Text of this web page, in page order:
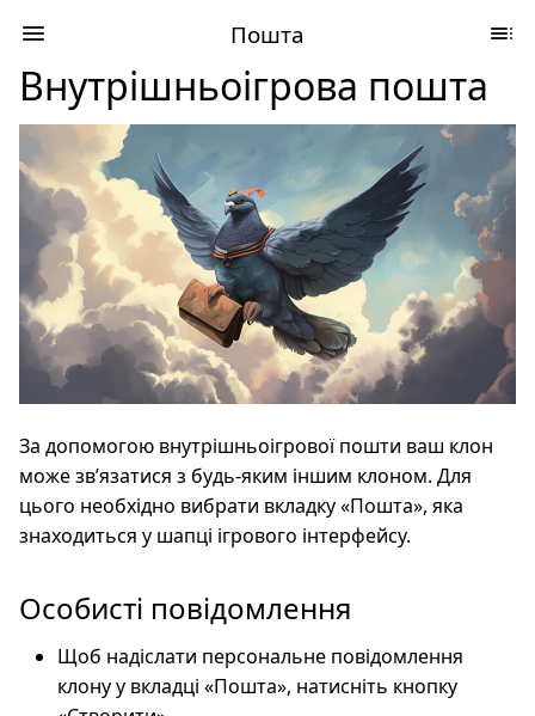
Пошта
Внутрішньоігрова пошта
За допомогою внутрішньоігрової пошти ваш клон
може зв’язатися з будь-яким іншим клоном. Для
цього необхідно вибрати вкладку «Пошта», яка
знаходиться у шапці ігрового інтерфейсу.
Особисті повідомлення
Щоб надіслати персональне повідомлення
клону у вкладці «Пошта», натисніть кнопку